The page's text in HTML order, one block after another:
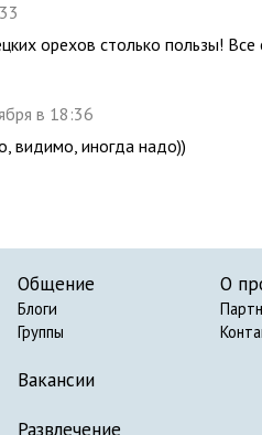
орехов столько пользы!
в 18:36
видимо, иногда надо))
Общение
Блоги
Группы
Вакансии
Развлечение
О